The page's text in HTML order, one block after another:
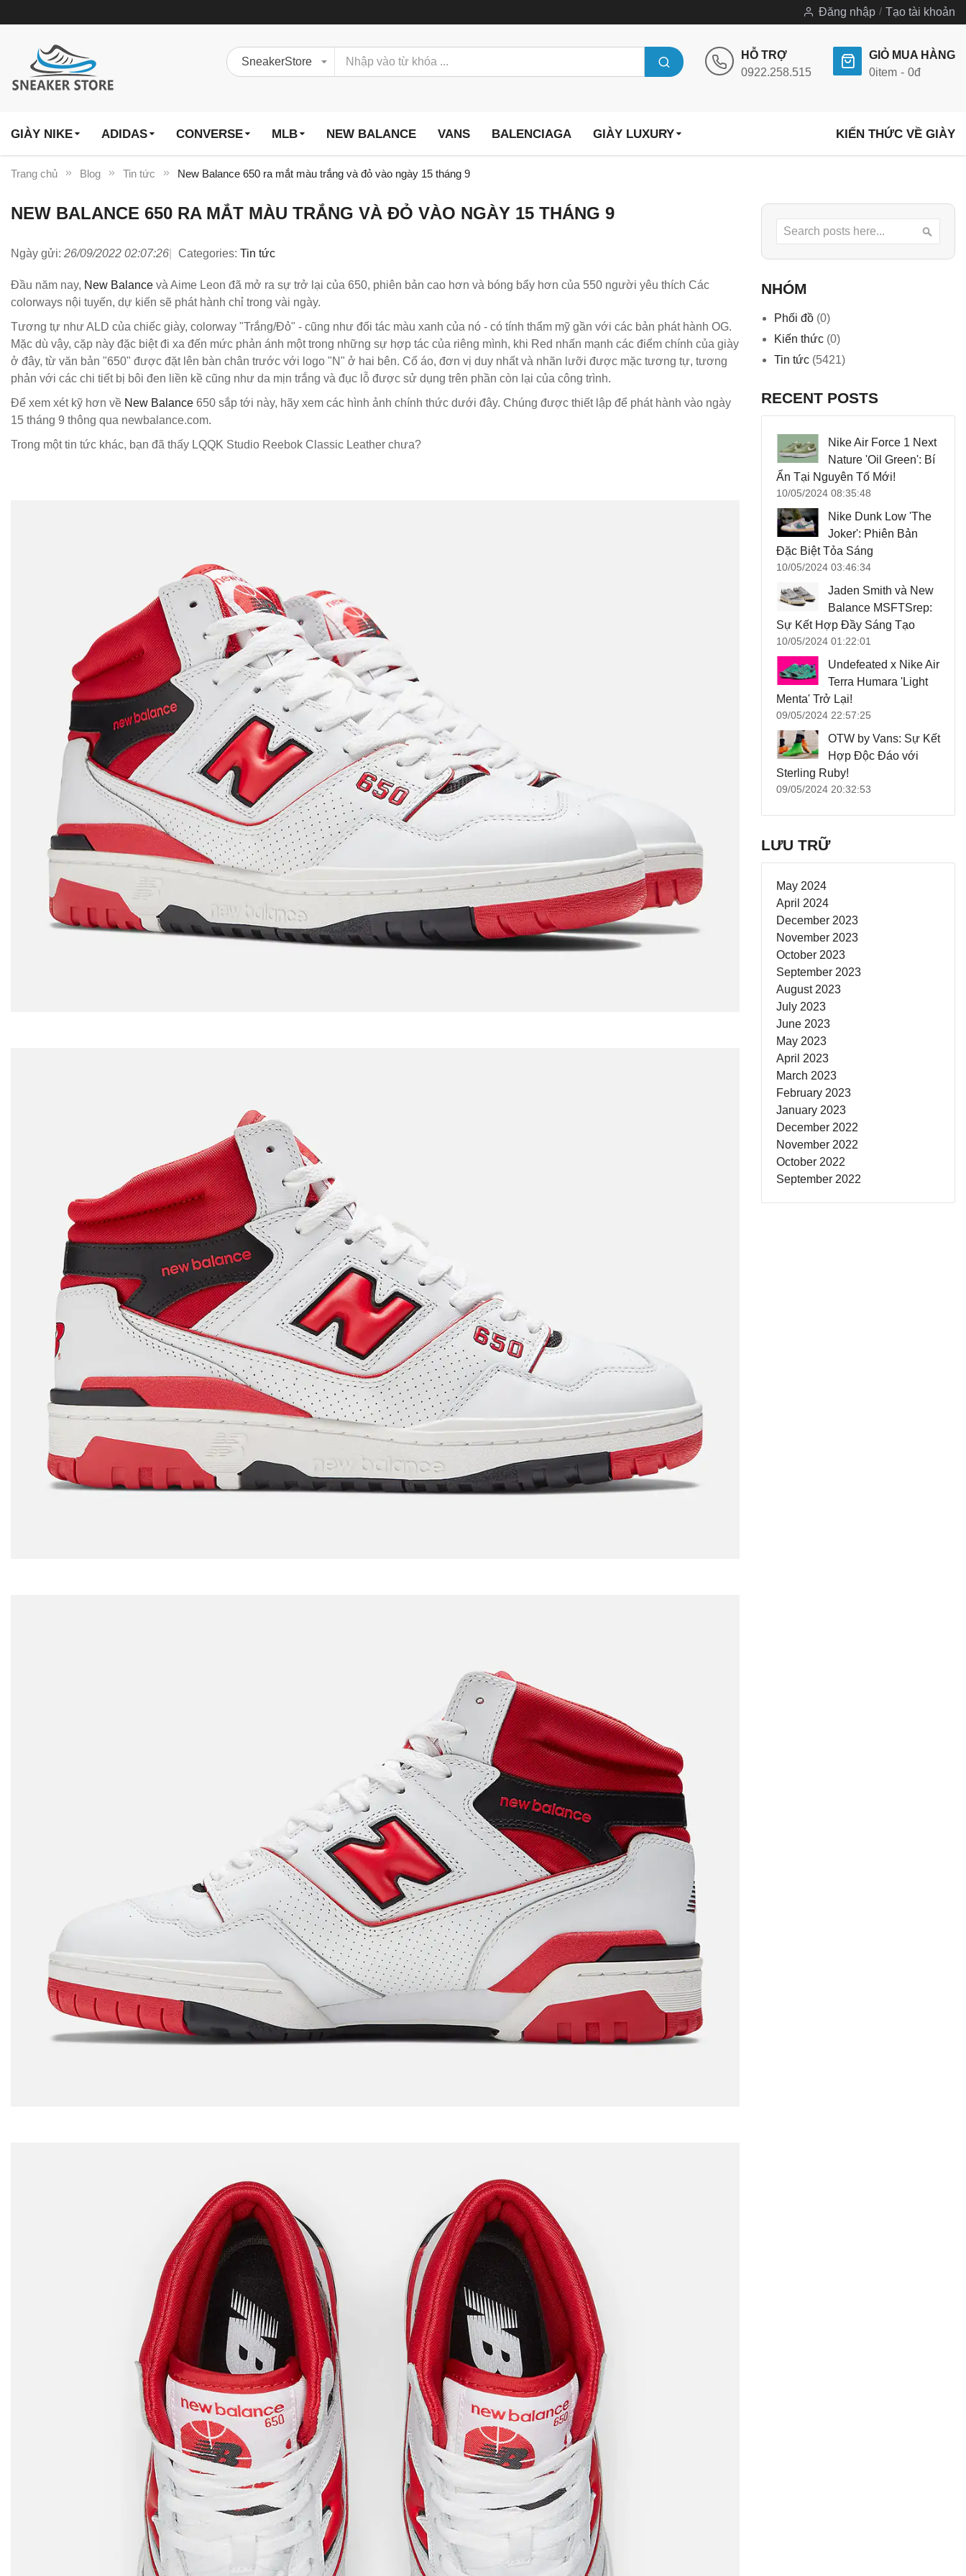
Đăng nhập Tạo tài khoản
HỖ TRỢ
0922.258.515
GIỎ MUA HÀNG
0item 0đ
GIÀY NIKE ADIDAS CONVERSE MLB NEW BALANCE VANS BALENCIAGA GIÀY LUXURY KIẾN THỨC VỀ GIÀY
Trang chủ Blog Tin tức New Balance 650 ra mắt màu trắng và đỏ vào ngày 15 tháng 9
NEW BALANCE 650 RA MẮT MÀU TRẮNG VÀ ĐỎ VÀO NGÀY 15 THÁNG 9
Ngày gửi: 26/09/2022 02:07:26 Categories: Tin tức
Đầu năm nay, New Balance và Aime Leon đã mở ra sự trở lại của 650, phiên bản cao hơn và bóng bẩy hơn của 550 người yêu thích Các
colorways nội tuyến, dự kiến sẽ phát hành chỉ trong vài ngày.
Tương tự như ALD của chiếc giày, colorway "Trắng/Đỏ" - cũng như đối tác màu xanh của nó - có tính thẩm mỹ gần với các bản phát hành OG.
Mặc dù vậy, cặp này đặc biệt đi xa đến mức phản ánh một trong những sự hợp tác của riêng mình, khi Red nhấn mạnh các điểm chính của giày
ở đây, từ văn bản "650" được đặt lên bàn chân trước với logo "N" ở hai bên. Cổ áo, đơn vị duy nhất và nhãn lưỡi được mặc tương tự, tương
phản với các chi tiết bị bôi đen liền kề cũng như da mịn trắng và đục lỗ được sử dụng trên phần còn lại của công trình.
Để xem xét kỹ hơn về New Balance 650 sắp tới này, hãy xem các hình ảnh chính thức dưới đây. Chúng được thiết lập để phát hành vào ngày
15 tháng 9 thông qua newbalance.com.
Trong một tin tức khác, bạn đã thấy LQQK Studio Reebok Classic Leather chưa?
Search
NHÓM
Phối đồ (0)
Kiến thức (0)
Tin tức (5421)
RECENT POSTS
Nike Air Force 1 Next
Nature 'Oil Green': Bí
Ẩn Tại Nguyên Tố Mới!
10/05/2024 08:35:48
Nike Dunk Low 'The
Joker': Phiên Bản
Đặc Biệt Tỏa Sáng
10/05/2024 03:46:34
Jaden Smith và New
Balance MSFTSrep:
Sự Kết Hợp Đầy Sáng Tạo
10/05/2024 01:22:01
Undefeated x Nike Air
Terra Humara 'Light
Menta' Trở Lại!
09/05/2024 22:57:25
OTW by Vans: Sự Kết
Hợp Độc Đáo với
Sterling Ruby!
09/05/2024 20:32:53
LƯU TRỮ
May 2024
April 2024
December 2023
November 2023
October 2023
September 2023
August 2023
July 2023
June 2023
May 2023
April 2023
March 2023
February 2023
January 2023
December 2022
November 2022
October 2022
September 2022